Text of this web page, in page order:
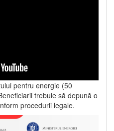
pentru energie (50
trebuie să depună o
procedurii legale.